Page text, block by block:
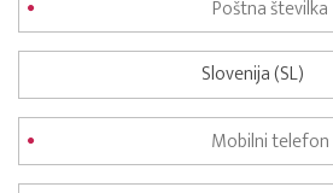
Slovenija (SL)